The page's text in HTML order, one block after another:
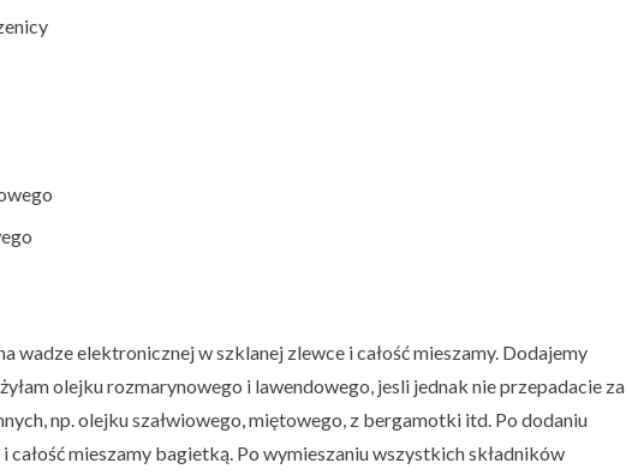
wadze elektronicznej w szklanej zlewce i całość mieszamy. Dodajemy
olejku rozmarynowego i lawendowego, jesli jednak nie przepadacie za
np. olejku szałwiowego, miętowego, z bergamotki itd. Po dodaniu
mieszamy bagietką. Po wymieszaniu wszystkich składników